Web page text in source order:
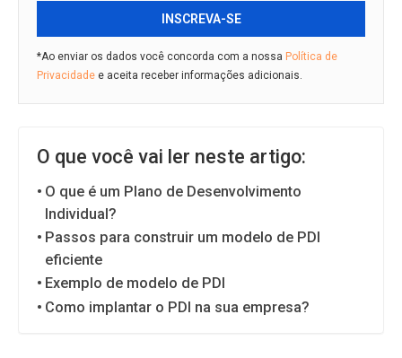
INSCREVA-SE
*Ao enviar os dados você concorda com a nossa Política de
Privacidade e aceita receber informações adicionais.
O que você vai ler neste artigo:
O que é um Plano de Desenvolvimento
Individual?
Passos para construir um modelo de PDI
eficiente
Exemplo de modelo de PDI
Como implantar o PDI na sua empresa?